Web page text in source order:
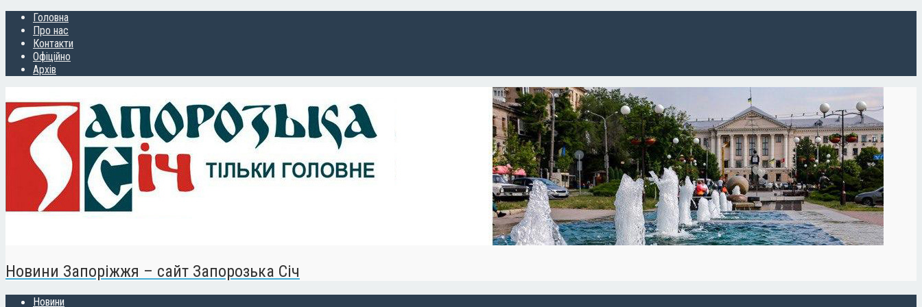
Головна
Про нас
Контакти
Офіційно
Архів
Новини Запоріжжя – сайт Запорозька Січ
Новини